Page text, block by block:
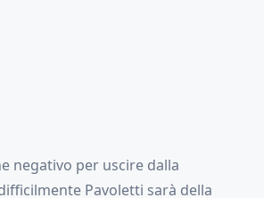
negativo per uscire dalla
Pavoletti sarà della